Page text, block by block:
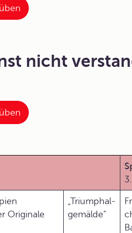
nicht
Originale
„Triumphal-
gemälde“